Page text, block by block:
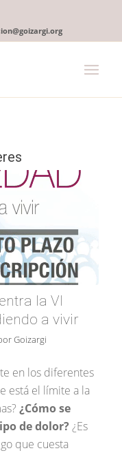
la VI
a vivir
Goizargi
en los diferentes
está el límite a la
¿Cómo se
de dolor?¿Es
que cuesta